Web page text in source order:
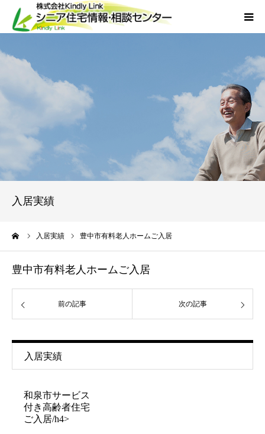
入居実績
入居実績 豊中市有料老人ホームご入居
豊中市有料老人ホームご入居
前の記事 次の記事
入居実績
和泉市サービス
付き高齢者住宅
ご入居/h4>
当社について
外国人人材採用
お問い合わせ